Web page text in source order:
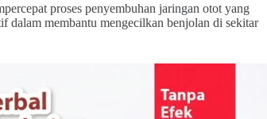
proses penyembuhan jaringan otot yang
dalam membantu mengecilkan benjolan di sekitar